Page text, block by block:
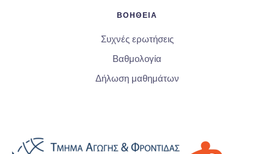
ΒΟΗΘΕΙΑ
Συχνές ερωτήσεις
Βαθμολογία
Δήλωση μαθημάτων